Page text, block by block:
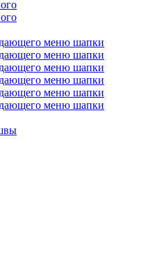
меню шапки
меню шапки
меню шапки
меню шапки
меню шапки
меню шапки